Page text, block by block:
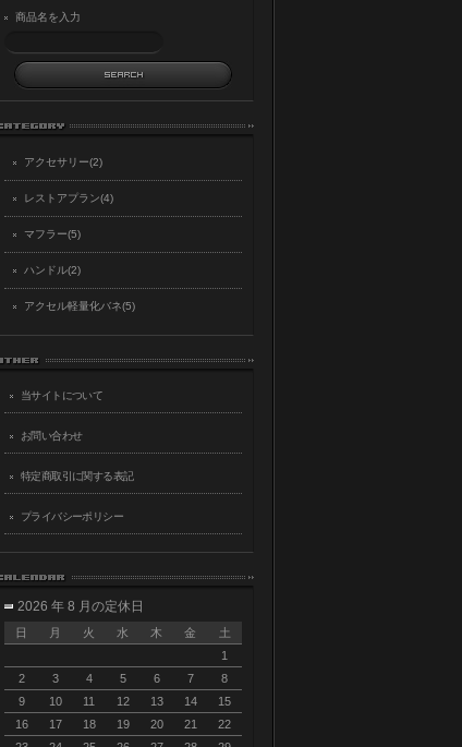
商品名を入力
アクセサリー(2)
レストアプラン(4)
マフラー(5)
ハンドル(2)
アクセル軽量化バネ(5)
当サイトについて
お問い合わせ
特定商取引に関する表記
プライバシーポリシー
2026 年 8 月の定休日
日 月 火 水 木 金
土
1
2
3 4 5 6 7
8
9
10 11 12 13 14
15
16
17 18 19 20 21
22